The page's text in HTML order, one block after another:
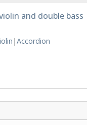
and double bass
|Accordion